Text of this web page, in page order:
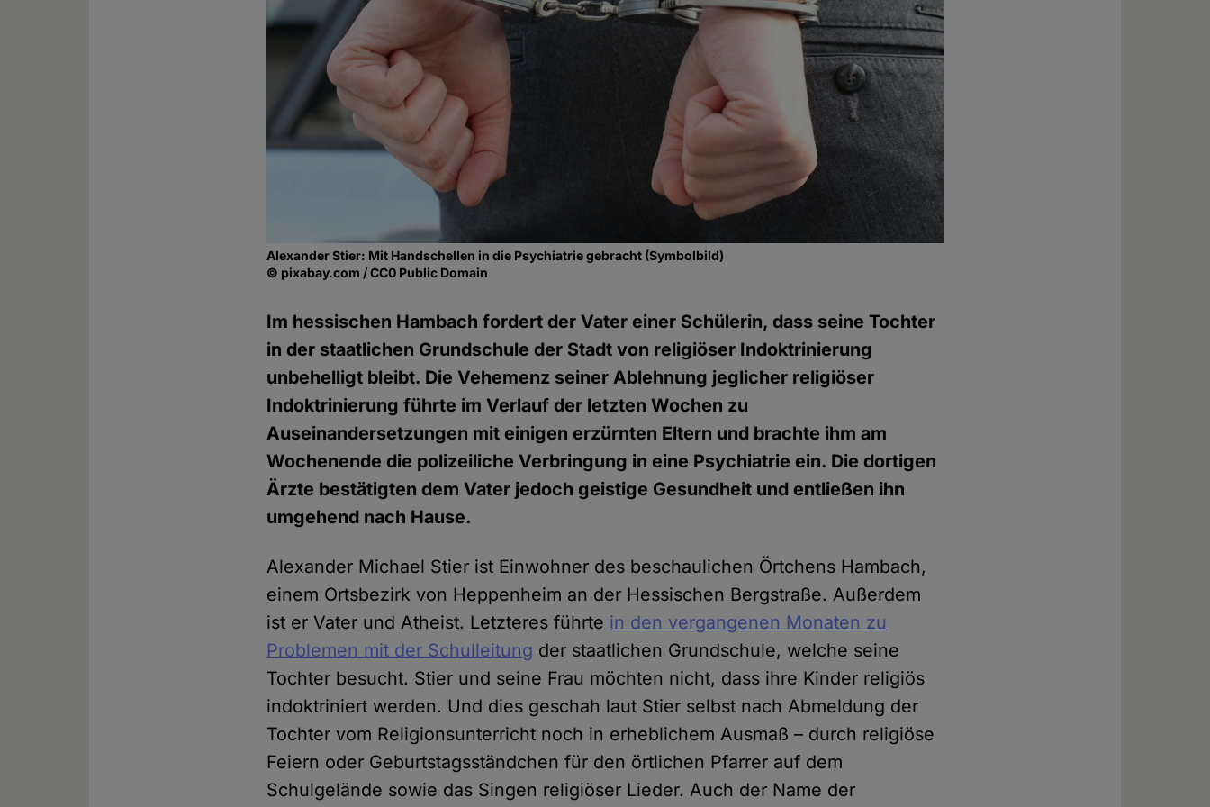
Alexander Stier: Mit Handschellen in die Psychiatrie gebracht (Symbolbild)
© pixabay.com / CC0 Public Domain
Im hessischen Hambach fordert der Vater einer Schülerin, dass seine Tochter
in der staatlichen Grundschule der Stadt von religiöser Indoktrinierung
unbehelligt bleibt. Die Vehemenz seiner Ablehnung jeglicher religiöser
Indoktrinierung führte im Verlauf der letzten Wochen zu
Auseinandersetzungen mit einigen erzürnten Eltern und brachte ihm am
Wochenende die polizeiliche Verbringung in eine Psychiatrie ein. Die dortigen
Ärzte bestätigten dem Vater jedoch geistige Gesundheit und entließen ihn
umgehend nach Hause.
Alexander Michael Stier ist Einwohner des beschaulichen Örtchens Hambach,
einem Ortsbezirk von Heppenheim an der Hessischen Bergstraße. Außerdem
ist er Vater und Atheist. Letzteres führte in den vergangenen Monaten zu
Problemen mit der Schulleitung der staatlichen Grundschule, welche seine
Tochter besucht. Stier und seine Frau möchten nicht, dass ihre Kinder religiös
indoktriniert werden. Und dies geschah laut Stier selbst nach Abmeldung der
Tochter vom Religionsunterricht noch in erheblichem Ausmaß – durch religiöse
Feiern oder Geburtstagsständchen für den örtlichen Pfarrer auf dem
Schulgelände sowie das Singen religiöser Lieder. Auch der Name der